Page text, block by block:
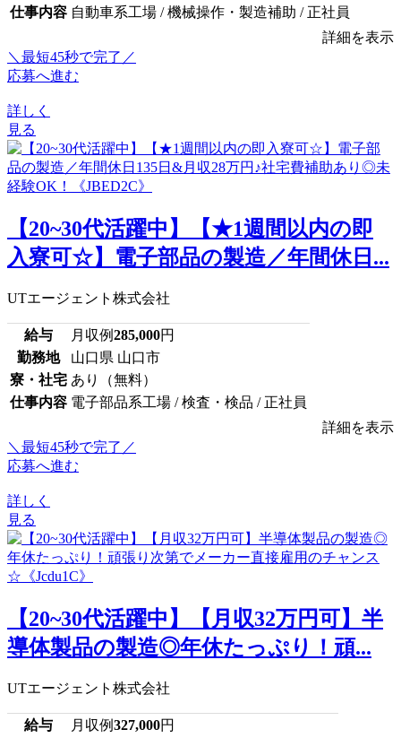
仕事内容 自動車系工場 / 機械操作・製造補助 / 正社員
詳細を表示
＼最短45秒で完了／
応募へ進む
詳しく
見る
【20~30代活躍中】【★1週間以内の即
入寮可☆】電子部品の製造／年間休日...
UTエージェント株式会社
給与 月収例285,000円
勤務地
山口県 山口市
寮・社宅 あり（無料）
仕事内容 電子部品系工場 / 検査・検品 / 正社員
詳細を表示
＼最短45秒で完了／
応募へ進む
詳しく
見る
【20~30代活躍中】【月収32万円可】半
導体製品の製造◎年休たっぷり！頑...
UTエージェント株式会社
給与 月収例327,000円